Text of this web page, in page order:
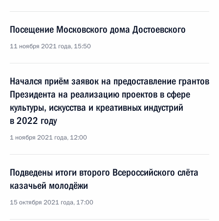
Посещение Московского дома Достоевского
11 ноября 2021 года, 15:50
Начался приём заявок на предоставление грантов
Президента на реализацию проектов в сфере
культуры, искусства и креативных индустрий
в 2022 году
1 ноября 2021 года, 12:00
Подведены итоги второго Всероссийского слёта
казачьей молодёжи
15 октября 2021 года, 17:00